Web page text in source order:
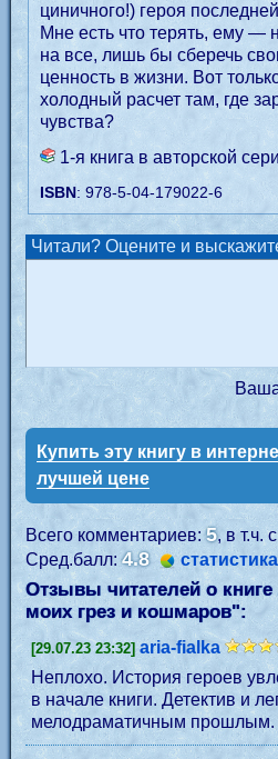
циничного!) героя
Мне есть что терять, ему —
на все, лишь бы сберечь
ценность в жизни. Вот
холодный расчет там, где
чувства?
1-я книга в авторской
ISBN: 978-5-04-179022-6
Читали? Оцените и
Купить эту книгу в
лучшей цене
Всего комментариев:5, в т.ч.
Сред.балл:4.8 статистика
Отзывы читателей о
моих грез и кошмаров":
[29.07.23 23:32] aria-fialka
Неплохо. История героев
в начале книги. Детектив и
мелодраматичным